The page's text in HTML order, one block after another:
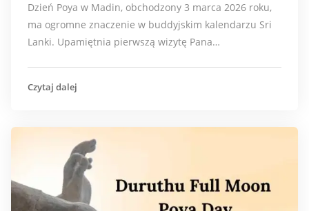
Dzień Poya w Madin, obchodzony 3 marca 2026 roku,
ma ogromne znaczenie w buddyjskim kalendarzu Sri
Lanki. Upamiętnia pierwszą wizytę Pana…
Czytaj dalej